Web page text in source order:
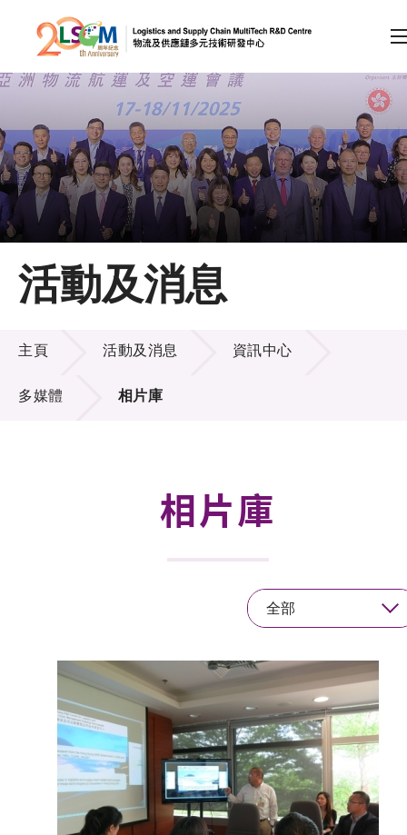
跳到內容（按回車鍵）
會員登入
A A EN 繁 简
主頁
關於LSCM
技術商品化
項目及資助計劃
活動及消息
會籍
活動及消息
活動及消息
主頁 活動及消息 資訊中心
多媒體 相片庫
相片庫
全部